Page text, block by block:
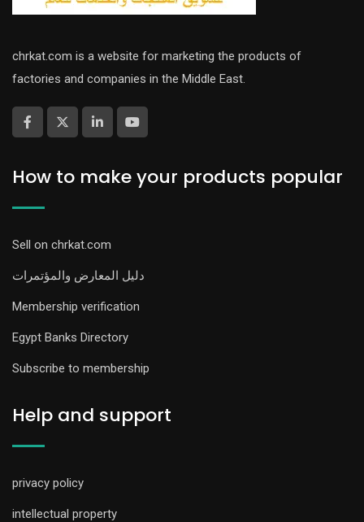
chrkat.com is a website for marketing the products of
factories and companies in the Middle East.
How to make your products popular
Sell on chrkat.com
دليل المعارض والمؤتمرات
Membership verification
Egypt Banks Directory
Subscribe to membership
Help and support
privacy policy
intellectual property